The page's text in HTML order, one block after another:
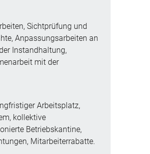
Sichtprüfung und
Anpassungsarbeiten an
Instandhaltung,
mit der
Arbeitsplatz,
kollektive
Betriebskantine,
Mitarbeiterrabatte.